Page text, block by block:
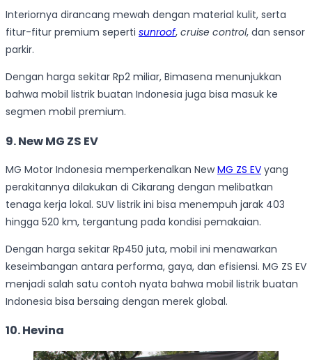
Interiornya dirancang mewah dengan material kulit, serta
fitur-fitur premium seperti sunroof, cruise control, dan sensor
parkir.
Dengan harga sekitar Rp2 miliar, Bimasena menunjukkan
bahwa mobil listrik buatan Indonesia juga bisa masuk ke
segmen mobil premium.
9. New MG ZS EV
MG Motor Indonesia memperkenalkan NewMG ZS EV yang
perakitannya dilakukan di Cikarang dengan melibatkan
tenaga kerja lokal. SUV listrik ini bisa menempuh jarak 403
hingga 520 km, tergantung pada kondisi pemakaian.
Dengan harga sekitar Rp450 juta, mobil ini menawarkan
keseimbangan antara performa, gaya, dan efisiensi. MG ZS EV
menjadi salah satu contoh nyata bahwa mobil listrik buatan
Indonesia bisa bersaing dengan merek global.
10. Hevina